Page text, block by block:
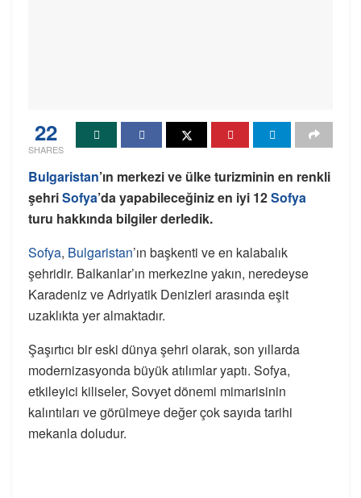
22
SHARES
Bulgaristan’ın merkezi ve ülke turizminin en renkli
şehriSofya’da yapabileceğiniz en iyi 12Sofya
turu hakkında bilgiler derledik.
Sofya, Bulgaristan’ın başkenti ve en kalabalık
şehridir. Balkanlar’ın merkezine yakın, neredeyse
Karadeniz ve Adriyatik Denizleri arasında eşit
uzaklıkta yer almaktadır.
Şaşırtıcı bir eski dünya şehri olarak, son yıllarda
modernizasyonda büyük atılımlar yaptı. Sofya,
etkileyici kiliseler, Sovyet dönemi mimarisinin
kalıntıları ve görülmeye değer çok sayıda tarihi
mekanla doludur.